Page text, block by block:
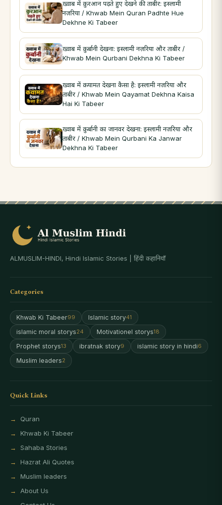
ख़्वाब में क़ुरआन पढ़ते हुए देखने की ताबीर: इस्लामी
नज़रिया / Khwab Mein Quran Padhte Hue
Dekhne Ki Tabeer
ख़्वाब में क़ुर्बानी देखना: इस्लामी नज़रिया और ताबीर /
Khwab Mein Qurbani Dekhna Ki Tabeer
ख़्वाब में क़यामत देखना कैसा है: इस्लामी नज़रिया और
ताबीर / Khwab Mein Qayamat Dekhna Kaisa
Hai Ki Tabeer
ख़्वाब में क़ुर्बानी का जानवर देखना: इस्लामी नज़रिया और
ताबीर / Khwab Mein Qurbani Ka Janwar
Dekhna Ki Tabeer
ALMUSLIM-HINDI, Hindi Islamic Stories | हिंदी कहानियाँ
Categories
Khwab Ki Tabeer99 Islamic story41
islamic moral storys24 Motivationel storys18
Prophet storys13 ibratnak story9 islamic story in hindi6
Muslim leaders2
Quick Links
Quran
Khwab Ki Tabeer
Sahaba Stories
Hazrat Ali Quotes
Muslim leaders
About Us